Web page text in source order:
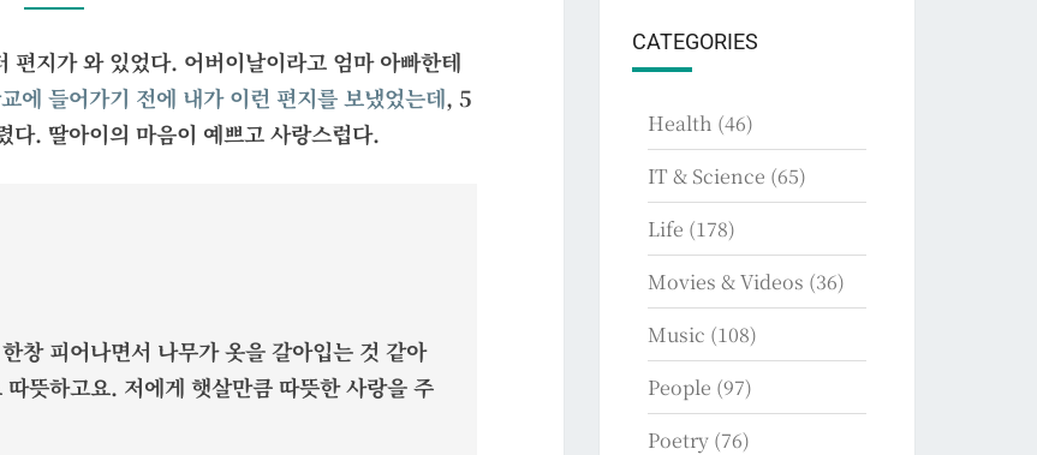
랑
하
는
지
편지가 와 있었다. 어버이날이라고 엄마 아빠한테
에 들어가기 전에 내가 이런 편지를 보냈었는데, 5
다. 딸아이의 마음이 예쁘고 사랑스럽다.
창 피어나면서 나무가 옷을 갈아입는 것 같아
뜻하고요. 저에게 햇살만큼 따뜻한 사랑을 주
CATEGORIES
Health (46)
IT & Science (65)
Life (178)
Movies & Videos (36)
Music (108)
People (97)
Poetry(76)